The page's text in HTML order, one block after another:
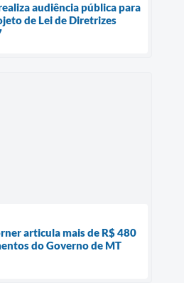
audiência pública para
de Lei de Diretrizes
articula mais de R$ 480
do Governo de MT